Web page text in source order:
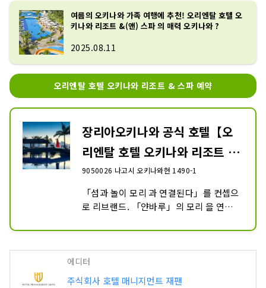
여름의 오키나와 가족 여행에 추천! 오리엔탈 호텔 오
키나와 리조트 &(앤) 스파 의 매력 오키나와 ?
2025.08.11
오리엔탈 호텔 오키나와 리조트 & 스파 예약
장리아오키나와 공식 호텔【오
리엔탈 호텔 오키나와 리조트 &
스파】...
9050026 나고시 오키나와현 1490-1
「섬과 놀이 모리 과 연결된다」를 컨셉으
로 리브랜드. 「얀바루」의 모리 을 연상
리움. 44㎡ 이상의 넓은 객실이나, 바다를
향해 펼쳐지는 언덕 위의 170m의 수영장
은 압도적인 스케일. 오리엔탈 호텔 오키나
와 리조트 & 스파는 오키나와현 오키나와
에디터
주식회사 호텔 매니지먼트 재팬